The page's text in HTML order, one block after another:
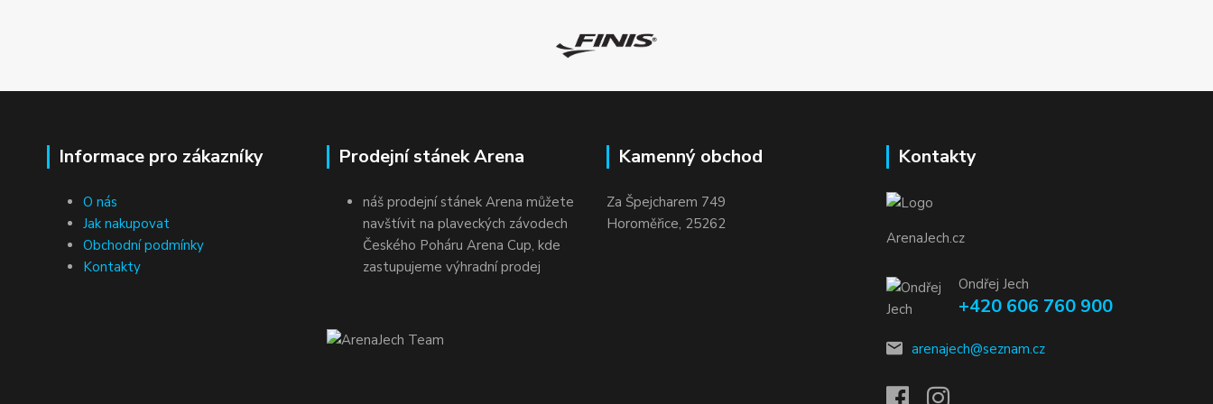
Informace pro zákazníky
O nás
Jak nakupovat
Obchodní podmínky
Kontakty
Prodejní stánek Arena
náš prodejní stánek Arena můžete
navštívit na plaveckých závodech
Českého Poháru Arena Cup, kde
zastupujeme výhradní prodej
Kamenný obchod
Za Špejcharem 749
Horoměřice, 25262
Kontakty
ArenaJech.cz
Ondřej Jech
+420 606 760 900
arenajech@seznam.cz